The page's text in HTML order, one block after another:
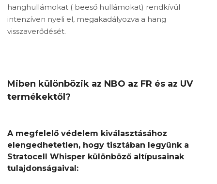
hanghullámokat ( beeső hullámokat) rendkívül
intenzíven nyeli el, megakadályozva a hang
visszaverődését.
Miben különbözik az NBO az FR és az UV
termékektől?
A megfelelő védelem kiválasztásához
elengedhetetlen, hogy tisztában legyünk a
Stratocell Whisper különböző altípusainak
tulajdonságaival: